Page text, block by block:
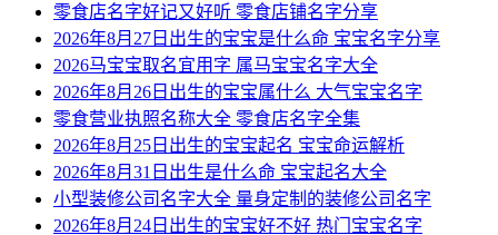
零食店名字好记又好听 零食店铺名字分享
2026年8月27日出生的宝宝是什么命 宝宝名字分享
2026马宝宝取名宜用字 属马宝宝名字大全
2026年8月26日出生的宝宝属什么 大气宝宝名字
零食营业执照名称大全 零食店名字全集
2026年8月25日出生的宝宝起名 宝宝命运解析
2026年8月31日出生是什么命 宝宝起名大全
小型装修公司名字大全 量身定制的装修公司名字
2026年8月24日出生的宝宝好不好 热门宝宝名字